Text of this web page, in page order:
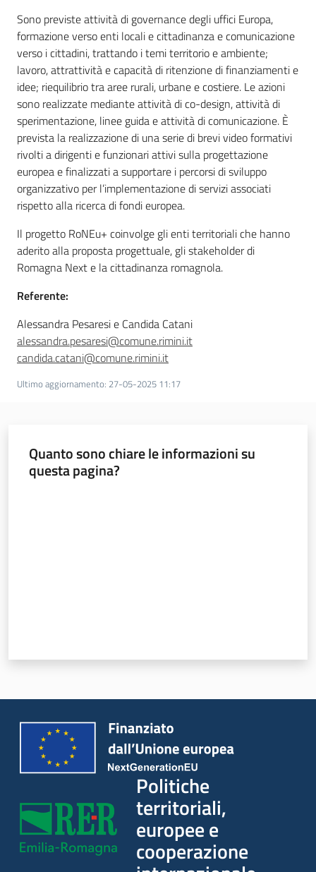
Piani Programmi Progetti
Sono previste attività di governance degli uffici Europa,
formazione verso enti locali e cittadinanza e comunicazione
verso i cittadini, trattando i temi territorio e ambiente;
lavoro, attrattività e capacità di ritenzione di finanziamenti e
idee; riequilibrio tra aree rurali, urbane e costiere. Le azioni
sono realizzate mediante attività di co-design, attività di
sperimentazione, linee guida e attività di comunicazione. È
prevista la realizzazione di una serie di brevi video formativi
rivolti a dirigenti e funzionari attivi sulla progettazione
europea e finalizzati a supportare i percorsi di sviluppo
organizzativo per l’implementazione di servizi associati
rispetto alla ricerca di fondi europea.
Il progetto RoNEu+ coinvolge gli enti territoriali che hanno
aderito alla proposta progettuale, gli stakeholder di
Romagna Next e la cittadinanza romagnola.
Referente:
Alessandra Pesaresi e Candida Catani
alessandra.pesaresi@comune.rimini.it
candida.catani@comune.rimini.it
Ultimo aggiornamento: 27-05-2025 11:17
Quanto sono chiare le informazioni su
questa pagina?
Politiche
territoriali,
europee e
cooperazione